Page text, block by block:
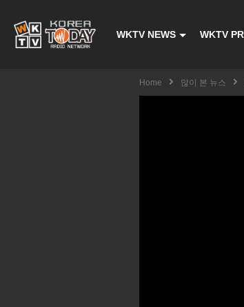
WKTV NEWS WKTV
Home 많이 본 뉴스